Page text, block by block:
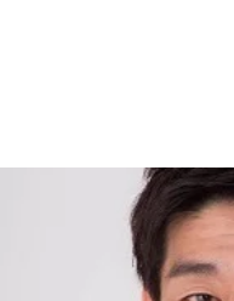
イベント・グッズ
YouTube
会社情報